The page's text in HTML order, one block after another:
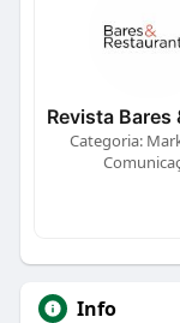
Categoria:
Info